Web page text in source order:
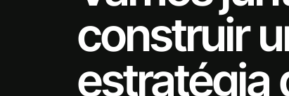
construir
estratégia